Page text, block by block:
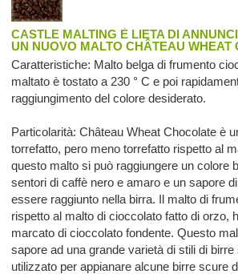
CASTLE MALTING È LIETA DI
UN NUOVO MALTO CHÂTEAU WHEAT
Caratteristiche: Malto belga di frumento
maltato è tostato a 230 ° C e poi
raggiungimento del colore desiderato.
Particolarità: Château Wheat Chocolate è
torrefatto, pero meno torrefatto rispetto al
questo malto si può raggiungere un colore
sentori di caffè nero e amaro e un sapore
essere raggiunto nella birra. Il malto di
rispetto al malto di cioccolato fatto di orzo,
marcato di cioccolato fondente. Questo
sapore ad una grande varietà di stili di
utilizzato per appianare alcune birre scure